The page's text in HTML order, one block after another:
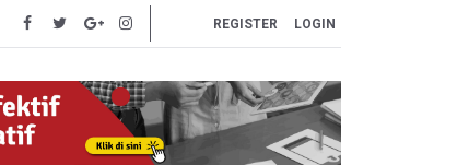
REGISTER LOGIN